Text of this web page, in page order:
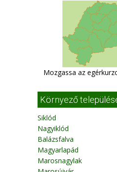
Mozgassa az
Környező
Siklód
Nagyiklód
Balázsfalva
Magyarlapád
Marosnagylak